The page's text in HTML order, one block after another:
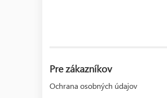
Pre zákazníkov
Ochrana osobných údajov